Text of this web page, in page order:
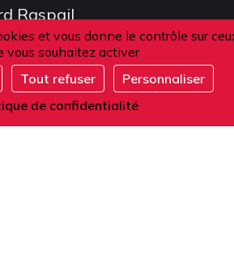
et vous donne le contrôle sur
vous souhaitez activer
Tout refuser
Personnaliser
de confidentialité
Complet
Raspail